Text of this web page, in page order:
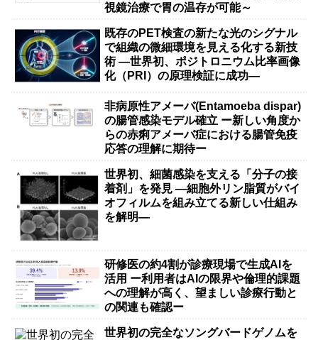
視鏡治療で胃の温存が可能～
既存のPET検査の新たな光のシグナル
で組織の微細環境を見える化する新技
術 ―世界初、ポジトロニウム比率画像
化（PRI）の原理検証に成功―
非病原性アメーバ(Entamoeba dispar)
の腸管感染モデル確立 ー新しい角度か
らの赤痢アメーバ症における腸管免疫
応答の理解に期待ー
世界初、細菌感染を支える「分子の接
着剤」を発見 ―細胞外リン脂質がバイ
オフィルムを組み立てる新しい仕組み
を解明―
研修医の約4割が診療現場で生成AIを
活用 ー利用者はAIの限界や倫理的課題
への理解が高く、望ましい診療行動と
の関連も確認ー
世界初の完全なソングバードゲノムを